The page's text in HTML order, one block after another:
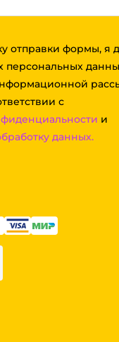
отправки формы, я
персональных
с
и
данных.